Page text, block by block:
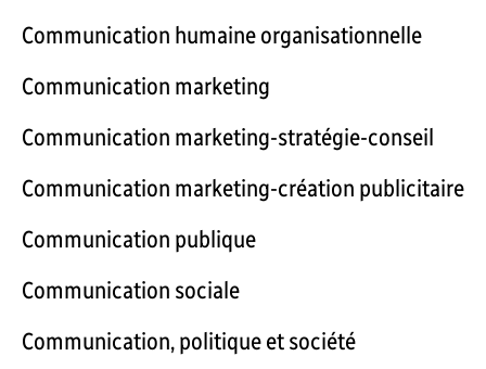
Communication humaine organisationnelle
Communication marketing
Communication marketing-stratégie-conseil
Communication marketing-création publicitaire
Communication publique
Communication sociale
Communication, politique et société